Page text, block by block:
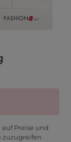
auf Preise und
zuzugreifen